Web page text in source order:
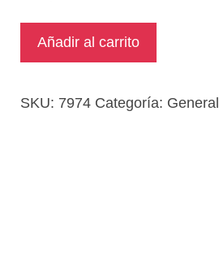
¿Hay
de
Añadir al carrito
SKU: 7974 Categoría: General